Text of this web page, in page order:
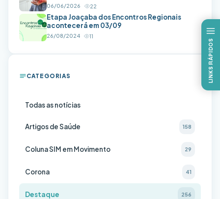
06/06/2026 22
Etapa Joaçaba dos Encontros Regionais
acontecerá em 03/09
26/08/2024 11
CATEGORIAS
Todas as notícias
Artigos de Saúde 158
Coluna SIM em Movimento 29
Corona 41
Destaque 256
LINKS RÁPIDOS